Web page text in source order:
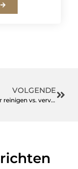
VOLGENDE
WTW-filter reinigen vs. vervangen: wat is écht beter voor jouw woning?